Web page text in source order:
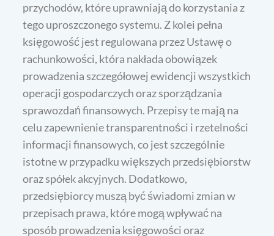
przychodów, które uprawniają do korzystania z
tego uproszczonego systemu. Z kolei pełna
księgowość jest regulowana przez Ustawę o
rachunkowości, która nakłada obowiązek
prowadzenia szczegółowej ewidencji wszystkich
operacji gospodarczych oraz sporządzania
sprawozdań finansowych. Przepisy te mają na
celu zapewnienie transparentności i rzetelności
informacji finansowych, co jest szczególnie
istotne w przypadku większych przedsiębiorstw
oraz spółek akcyjnych. Dodatkowo,
przedsiębiorcy muszą być świadomi zmian w
przepisach prawa, które mogą wpływać na
sposób prowadzenia księgowości oraz